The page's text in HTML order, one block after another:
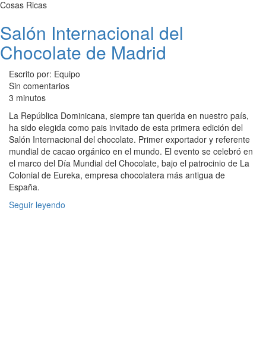
Cosas Ricas
Salón Internacional del
Chocolate de Madrid
Escrito por: Equipo
Sin comentarios
3 minutos
La República Dominicana, siempre tan querida en nuestro país,
ha sido elegida como pais invitado de esta primera edición del
Salón Internacional del chocolate. Primer exportador y referente
mundial de cacao orgánico en el mundo. El evento se celebró en
el marco del Día Mundial del Chocolate, bajo el patrocinio de La
Colonial de Eureka, empresa chocolatera más antigua de
España.
Seguir leyendo